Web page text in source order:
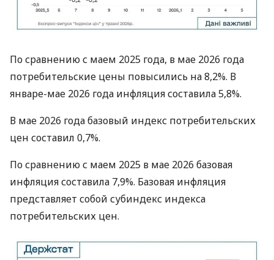
По сравнению с маем 2025 года, в мае 2026 года
потребительские цены повысились на 8,2%. В
январе-мае 2026 года инфляция составила 5,8%.
В мае 2026 года базовый индекс потребительских
цен составил 0,7%.
По сравнению с маем 2025 в мае 2026 базовая
инфляция составила 7,9%. Базовая инфляция
представляет собой субиндекс индекса
потребительских цен.